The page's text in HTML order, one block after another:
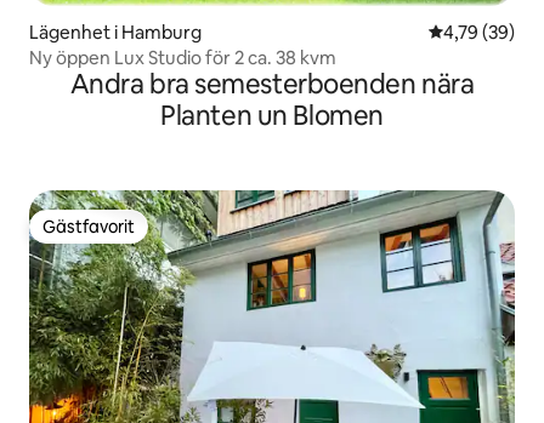
Lägenhet i Hamburg 4,79 av 5 i
4,79 (39)
Ny öppen Lux Studio för 2 ca. 38 kvm
Andra bra semesterboenden nära
Planten un Blomen
Gästfavorit
Gästfavorit